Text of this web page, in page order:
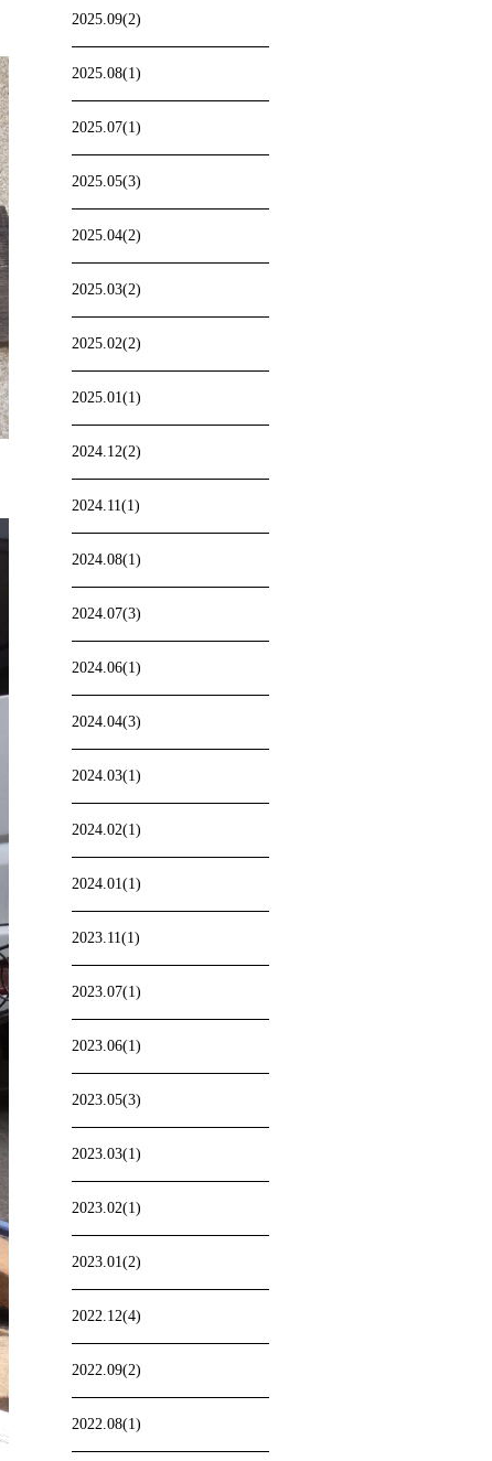
2025.09(2)
2025.08(1)
2025.07(1)
2025.05(3)
2025.04(2)
2025.03(2)
2025.02(2)
2025.01(1)
2024.12(2)
2024.11(1)
2024.08(1)
2024.07(3)
2024.06(1)
2024.04(3)
2024.03(1)
2024.02(1)
2024.01(1)
2023.11(1)
2023.07(1)
2023.06(1)
2023.05(3)
2023.03(1)
2023.02(1)
2023.01(2)
2022.12(4)
2022.09(2)
2022.08(1)